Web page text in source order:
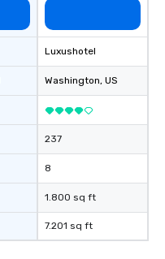
Luxushotel
Washington, US
237
8
1.800 sq ft
7.201 sq ft